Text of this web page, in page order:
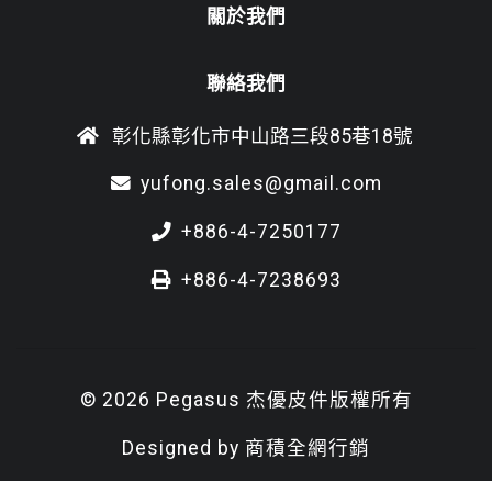
關於我們
聯絡我們
彰化縣彰化市中山路三段85巷18號
yufong.sales@gmail.com
+886-4-7250177
+886-4-7238693
© 2026 Pegasus 杰優皮件版權所有
Designed by 商積全網行銷